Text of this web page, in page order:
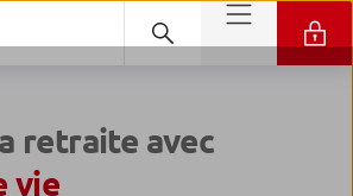
retraite avec
vie